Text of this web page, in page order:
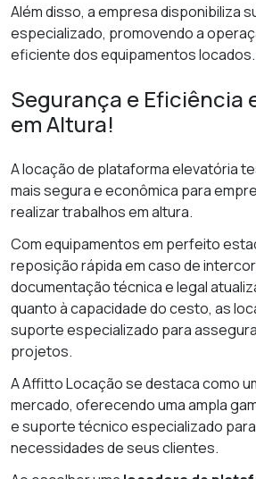
Além disso, a empresa disponibiliza
especializado, promovendo a
eficiente dos equipamentos locados.
Segurança e Eficiência
em Altura!
A locação de plataforma elevatória
mais segura e econômica para
realizar trabalhos em altura.
Com equipamentos em perfeito
reposição rápida em caso de
documentação técnica e legal
quanto à capacidade do cesto, as
suporte especializado para
projetos.
A Affitto Locação se destaca como
mercado, oferecendo uma ampla
e suporte técnico especializado
necessidades de seus clientes.